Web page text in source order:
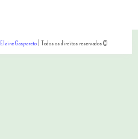
Elaine Gaspareto| Todos os direitos reservados ©